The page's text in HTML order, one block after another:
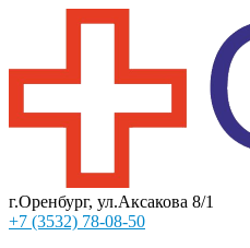
г.Оренбург, ул.Аксакова 8/1
+7 (3532) 78-08-50